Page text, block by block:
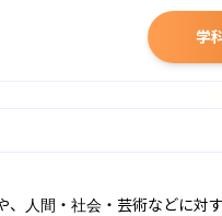
学
人間・社会・芸術などに対